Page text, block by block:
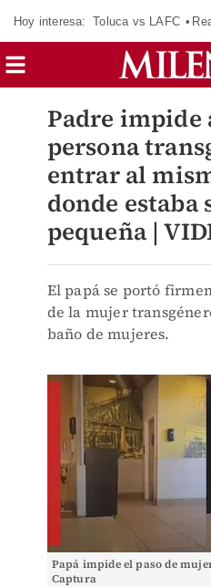
Hoy interesa: Toluca vs LAFC
Padre impide
persona
entrar al
donde estaba
pequeña |
El papá se portó
de la mujer
baño de mujeres.
Papá impide el paso de
Captura